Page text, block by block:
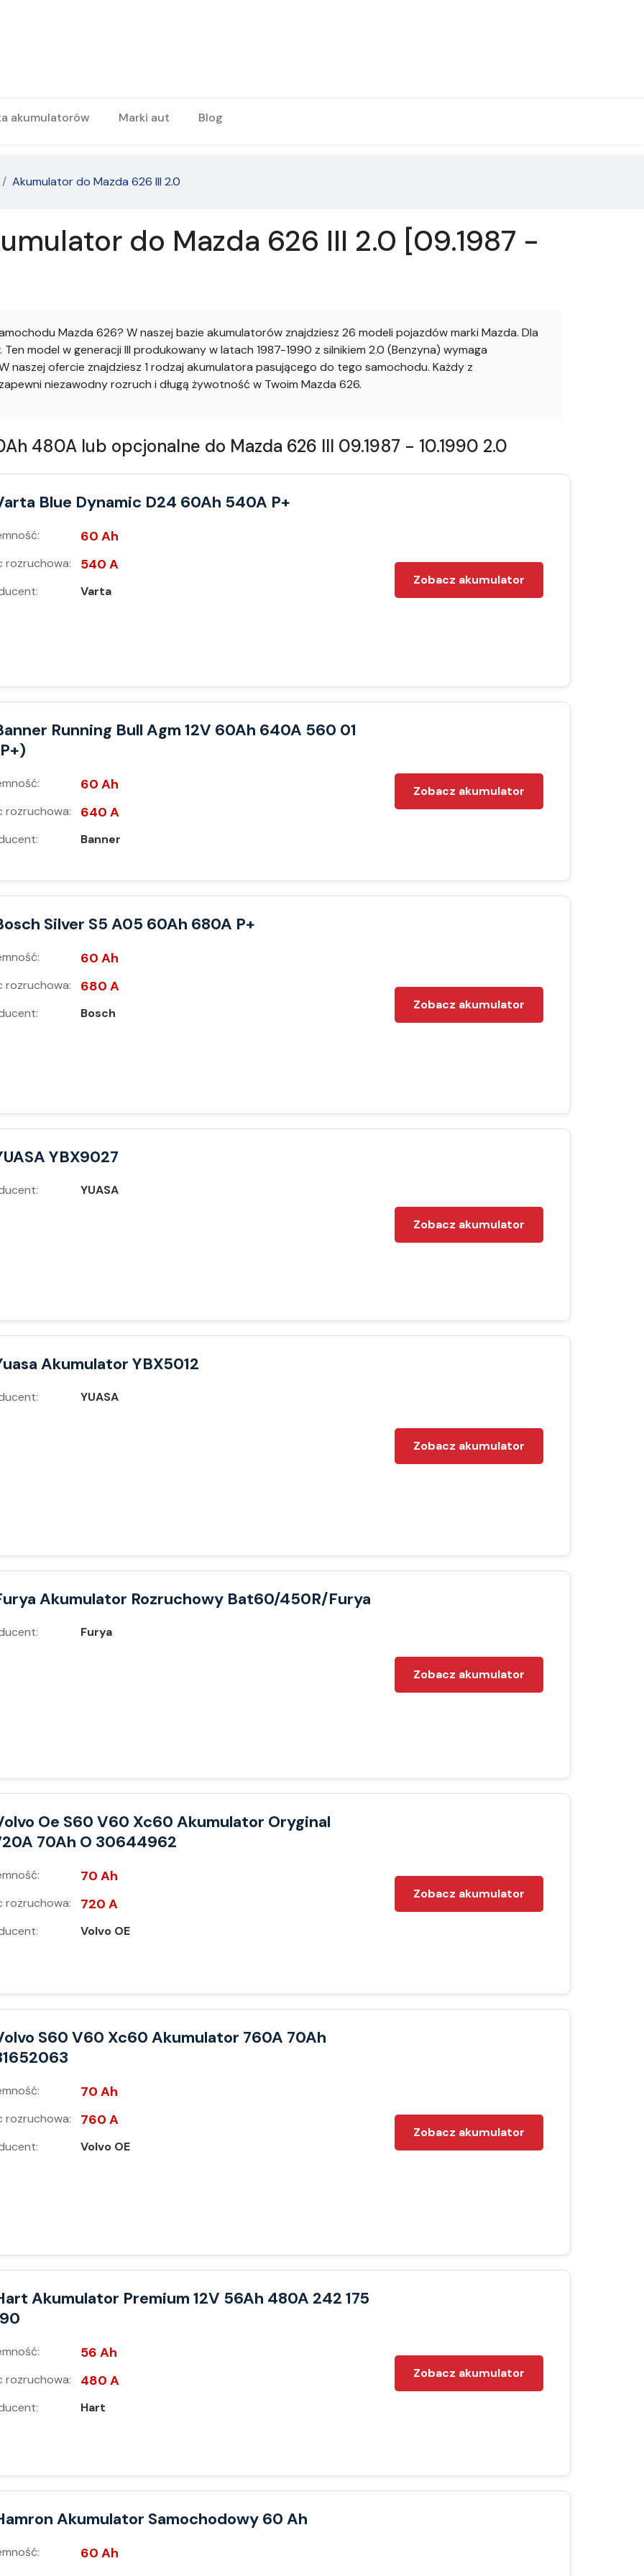
akumulatorów Marki aut Blog
Akumulator do Mazda 626 III 2.0
do Mazda 626 III 2.0 [09.1987 -
Mazda 626? W naszej bazie akumulatorów znajdziesz 26 modeli pojazdów marki Mazda. Dla
model w generacji III produkowany w latach 1987-1990 z silnikiem 2.0 (Benzyna) wymaga
naszej ofercie znajdziesz 1 rodzaj akumulatora pasującego do tego samochodu. Każdy z
niezawodny rozruch i długą żywotność w Twoim Mazda 626.
480A lub opcjonalne do Mazda 626 III 09.1987 - 10.1990 2.0
Blue Dynamic D24 60Ah 540A P+
60 Ah
rozruchowa: 540 A
Varta
Zobacz akumulator
Running Bull Agm 12V 60Ah 640A 560 01
60 Ah
rozruchowa: 640 A
Banner
Zobacz akumulator
Silver S5 A05 60Ah 680A P+
60 Ah
rozruchowa: 680 A
Bosch
Zobacz akumulator
YBX9027
YUASA
Zobacz akumulator
Akumulator YBX5012
YUASA
Zobacz akumulator
Akumulator Rozruchowy Bat60/450R/Furya
Furya
Zobacz akumulator
Oe S60 V60 Xc60 Akumulator Oryginal
70Ah O 30644962
70 Ah
rozruchowa: 720 A
Volvo OE
Zobacz akumulator
S60 V60 Xc60 Akumulator 760A 70Ah
70 Ah
rozruchowa: 760 A
Volvo OE
Zobacz akumulator
Akumulator Premium 12V 56Ah 480A 242 175
56 Ah
rozruchowa: 480 A
Hart
Zobacz akumulator
Akumulator Samochodowy 60 Ah
60 Ah